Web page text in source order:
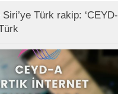
Türk rakip: ‘CEYD-